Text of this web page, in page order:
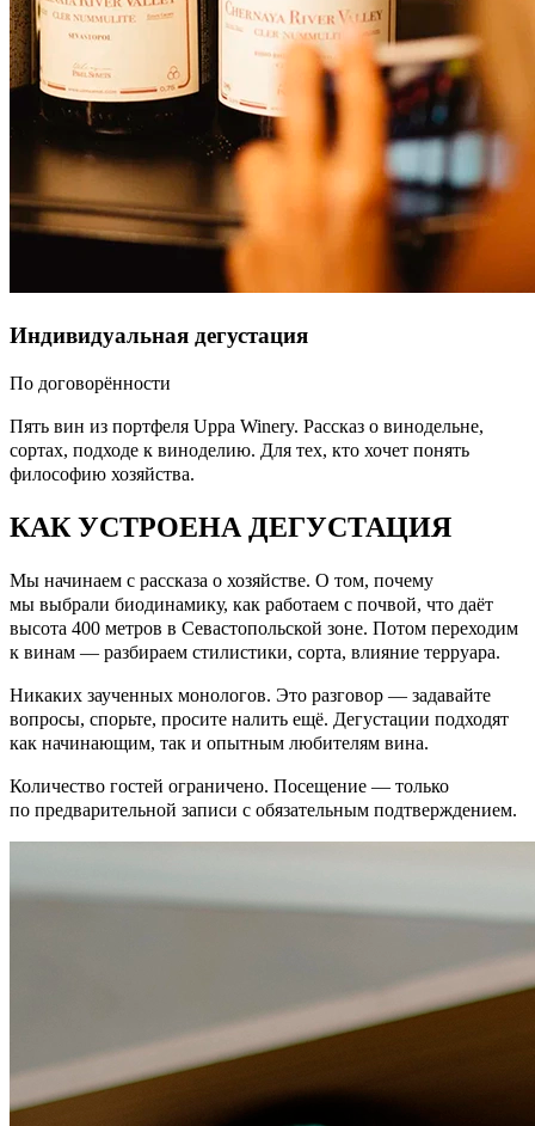
Индивидуальная дегустация
По договорённости
Пять вин из портфеля Uppa Winery. Рассказ о винодельне,
сортах, подходе к виноделию. Для тех, кто хочет понять
философию хозяйства.
КАК УСТРОЕНА ДЕГУСТАЦИЯ
Мы начинаем с рассказа о хозяйстве. О том, почему
мы выбрали биодинамику, как работаем с почвой, что даёт
высота 400 метров в Севастопольской зоне. Потом переходим
к винам — разбираем стилистики, сорта, влияние терруара.
Никаких заученных монологов. Это разговор — задавайте
вопросы, спорьте, просите налить ещё. Дегустации подходят
как начинающим, так и опытным любителям вина.
Количество гостей ограничено. Посещение — только
по предварительной записи с обязательным подтверждением.